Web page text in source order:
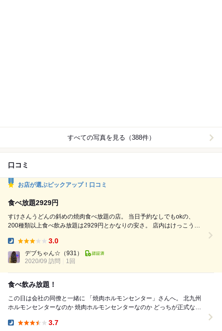
すべての写真を見る（388件）
口コミ
お店が選ぶピックアップ！口コミ
食べ放題2929円
すけさんうどんの斜めの焼肉食べ放題の店。 当日予約なしでもokの、
200種類以上食べ飲み放題は2929円とかなりの安さ。 店内はけっこう間
ブルがせまいので食べ放題ですがほとんどお皿を置けない。 肉凍って
る。 店員さんたちは美男美女揃い(*ﾟ▽ﾟ*)
3.0
デブちゃん☆ （931）
2020/09 訪問
1回
食べ飲み放題！
この日は会社の同僚と一緒に 「焼肉ホルモンセンター」さんへ。 北九州
ホルモンセンターなのか 焼肉ホルモンセンターなのか どっちが正式な店
3.7